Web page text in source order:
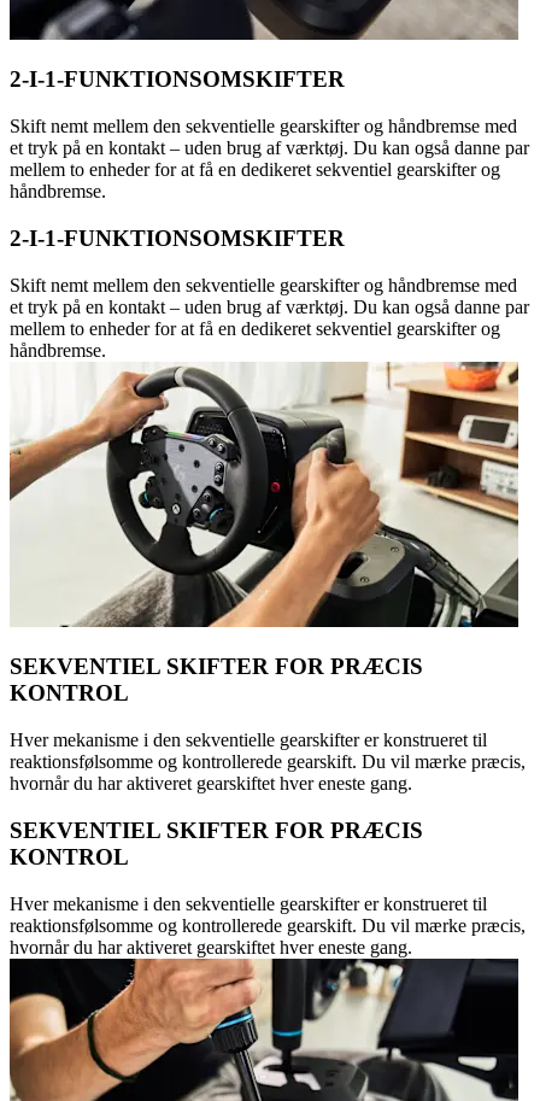
2-I-1-FUNKTIONSOMSKIFTER
Skift nemt mellem den sekventielle gearskifter og håndbremse med
et tryk på en kontakt – uden brug af værktøj. Du kan også danne par
mellem to enheder for at få en dedikeret sekventiel gearskifter og
håndbremse.
2-I-1-FUNKTIONSOMSKIFTER
Skift nemt mellem den sekventielle gearskifter og håndbremse med
et tryk på en kontakt – uden brug af værktøj. Du kan også danne par
mellem to enheder for at få en dedikeret sekventiel gearskifter og
håndbremse.
SEKVENTIEL SKIFTER FOR PRÆCIS
KONTROL
Hver mekanisme i den sekventielle gearskifter er konstrueret til
reaktionsfølsomme og kontrollerede gearskift. Du vil mærke præcis,
hvornår du har aktiveret gearskiftet hver eneste gang.
SEKVENTIEL SKIFTER FOR PRÆCIS
KONTROL
Hver mekanisme i den sekventielle gearskifter er konstrueret til
reaktionsfølsomme og kontrollerede gearskift. Du vil mærke præcis,
hvornår du har aktiveret gearskiftet hver eneste gang.